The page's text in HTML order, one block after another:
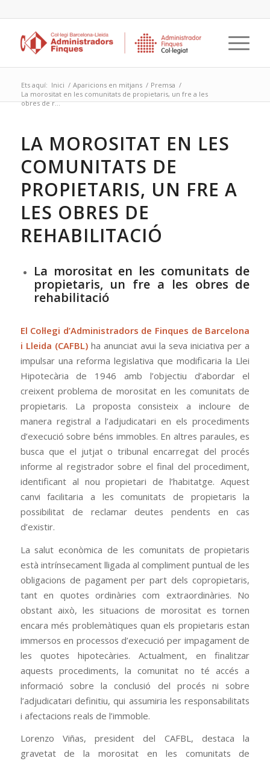
Ets aquí: Inici / Aparicions en mitjans / Premsa /
La morositat en les comunitats de propietaris, un fre a les
obres de r...
LA MOROSITAT EN LES
COMUNITATS DE
PROPIETARIS, UN FRE A
LES OBRES DE
REHABILITACIÓ
La morositat en les comunitats de
propietaris, un fre a les obres de
rehabilitació
El Col·legi d’Administradors de Finques de Barcelona
i Lleida (CAFBL)ha anunciat avui la seva iniciativa per a
impulsar una reforma legislativa que modificaria la Llei
Hipotecària de 1946 amb l’objectiu d’abordar el
creixent problema de morositat en les comunitats de
propietaris. La proposta consisteix a incloure de
manera registral a l’adjudicatari en els procediments
d’execució sobre béns immobles. En altres paraules, es
busca que el jutjat o tribunal encarregat del procés
informe al registrador sobre el final del procediment,
identificant al nou propietari de l’habitatge. Aquest
canvi facilitaria a les comunitats de propietaris la
possibilitat de reclamar deutes pendents en cas
d’existir.
La salut econòmica de les comunitats de propietaris
està intrínsecament lligada al compliment puntual de les
obligacions de pagament per part dels copropietaris,
tant en quotes ordinàries com extraordinàries. No
obstant això, les situacions de morositat es tornen
encara més problemàtiques quan els propietaris estan
immersos en processos d’execució per impagament de
les quotes hipotecàries. Actualment, en finalitzar
aquests procediments, la comunitat no té accés a
informació sobre la conclusió del procés ni sobre
l’adjudicatari definitiu, qui assumiria les responsabilitats
i afectacions reals de l’immoble.
Lorenzo Viñas, president del CAFBL, destaca la
gravetat de la morositat en les comunitats de